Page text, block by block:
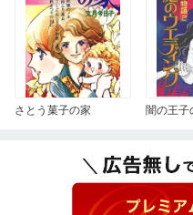
さとう菓子の家